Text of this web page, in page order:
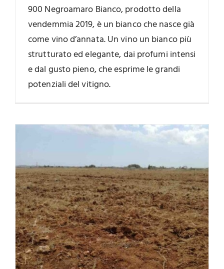
900 Negroamaro Bianco, prodotto della
vendemmia 2019, è un bianco che nasce già
come vino d’annata. Un vino un bianco più
strutturato ed elegante, dai profumi intensi
e dal gusto pieno, che esprime le grandi
potenziali del vitigno.